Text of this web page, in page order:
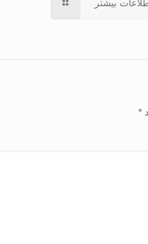
بیشتر
*